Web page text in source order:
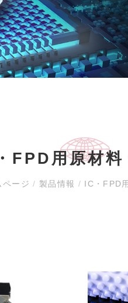
FPD用原材料
ページ/ 製品情報 / IC・FPD